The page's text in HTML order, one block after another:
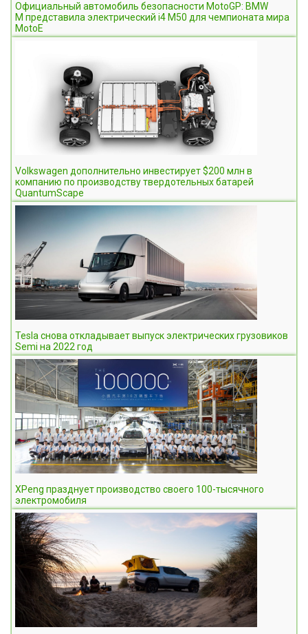
Официальный автомобиль безопасности MotoGP: BMW
M представила электрический i4 M50 для чемпионата мира
MotoE
Volkswagen дополнительно инвестирует $200 млн в
компанию по производству твердотельных батарей
QuantumScape
Tesla снова откладывает выпуск электрических грузовиков
Semi на 2022 год
XPeng празднует производство своего 100-тысячного
электромобиля